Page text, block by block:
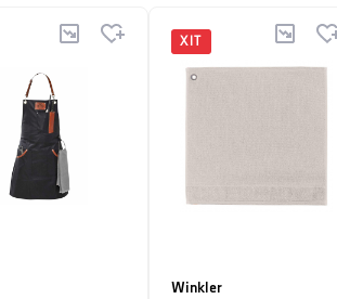
ХІТ
Winkler